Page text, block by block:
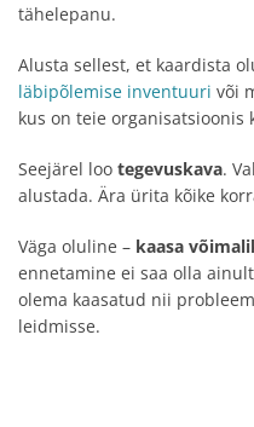
tähelepanu.
Alusta sellest, et kaardista
läbipõlemise inventuuri või
kus on teie organisatsioonis
Seejärel loo tegevuskava.
alustada. Ära ürita kõike
Väga oluline – kaasa
ennetamine ei saa olla
olema kaasatud nii
leidmisse.